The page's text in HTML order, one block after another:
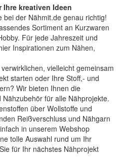
Ihre kreativen Ideen
bei der Nähmit.de genau richtig!
Sortiment an Kurzwaren
Für jede Jahreszeit und
Inspirationen zum Nähen,
vielleicht gemeinsam
starten oder Ihre Stoff,- und
Wir bieten Ihnen die
für alle Nähprojekte.
über Wollstoffe und
Reißverschluss und Nähgarn
in unserem Webshop
tolle Auswahl rund um Ihr
für Ihr nächstes Nähprojekt